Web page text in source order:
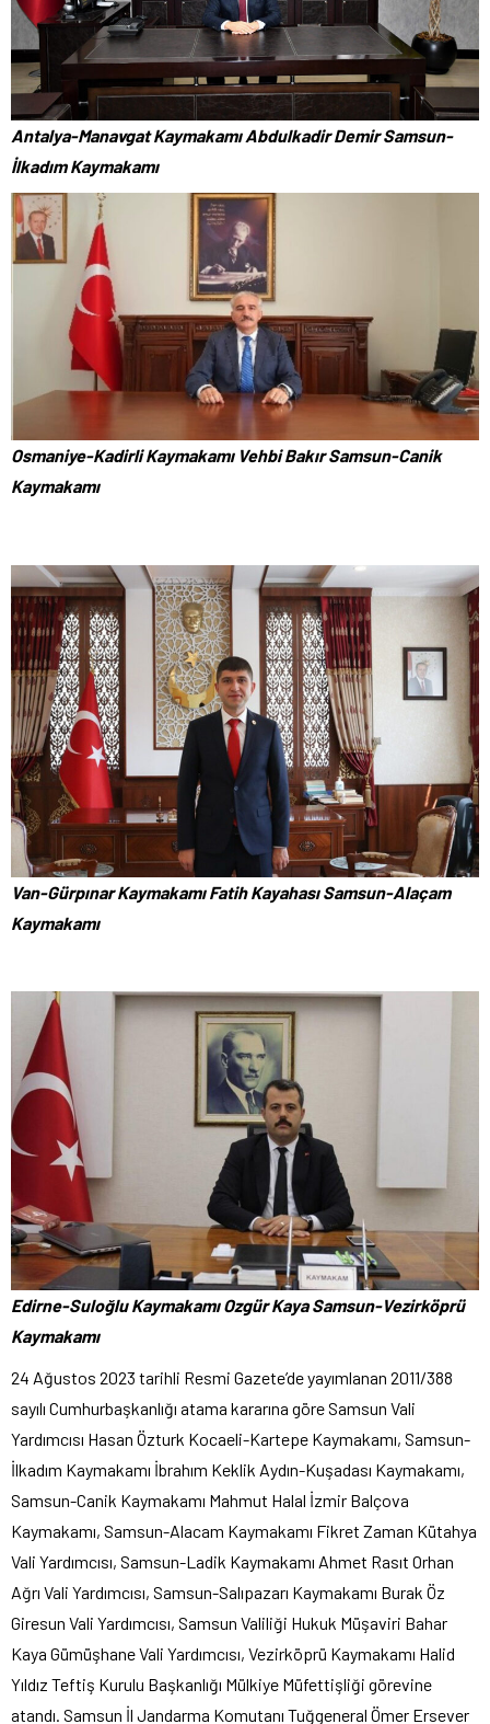
Antalya-Manavgat Kaymakamı Abdulkadir Demir Samsun-
İlkadım Kaymakamı
Osmaniye-Kadirli Kaymakamı Vehbi Bakır Samsun-Canik
Kaymakamı
Van-Gürpınar Kaymakamı Fatih Kayahası Samsun-Alaçam
Kaymakamı
Edirne-Suloğlu Kaymakamı Ozgür Kaya Samsun-Vezirköprü
Kaymakamı
24 Ağustos 2023 tarihli Resmi Gazete’de yayımlanan 2011/388
sayılı Cumhurbaşkanlığı atama kararına göre Samsun Vali
Yardımcısı Hasan Özturk Kocaeli-Kartepe Kaymakamı, Samsun-
İlkadım Kaymakamı İbrahım Keklik Aydın-Kuşadası Kaymakamı,
Samsun-Canik Kaymakamı Mahmut Halal İzmir Balçova
Kaymakamı, Samsun-Alacam Kaymakamı Fikret Zaman Kütahya
Vali Yardımcısı, Samsun-Ladik Kaymakamı Ahmet Rasıt Orhan
Ağrı Vali Yardımcısı, Samsun-Salıpazarı Kaymakamı Burak Öz
Giresun Vali Yardımcısı, Samsun Valiliği Hukuk Müşaviri Bahar
Kaya Gümüşhane Vali Yardımcısı, Vezirköprü Kaymakamı Halid
Yıldız Teftiş Kurulu Başkanlığı Mülkiye Müfettişliği görevine
atandı. Samsun İl Jandarma Komutanı Tuğgeneral Ömer Ersever